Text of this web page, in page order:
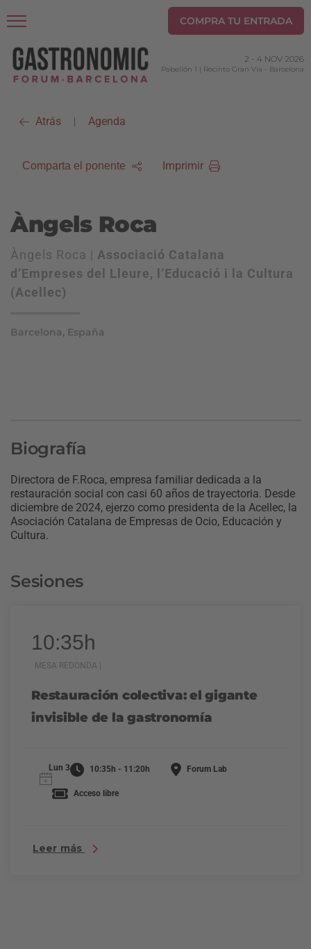
COMPRA TU ENTRADA
2 - 4 NOV 2026
Pabellón 1 | Recinto Gran Via - Barcelona
Atrás | Agenda
Comparta el ponente Imprimir
Àngels Roca
Àngels Roca | Associació Catalana
d’Empreses del Lleure, l’Educació i la Cultura
(Acellec)
Barcelona, España
Biografía
Directora de F.Roca, empresa familiar dedicada a la
restauración social con casi 60 años de trayectoria. Desde
diciembre de 2024, ejerzo como presidenta de la Acellec, la
Asociación Catalana de Empresas de Ocio, Educación y
Cultura.
Sesiones
10:35h
MESA REDONDA |
Restauración colectiva: el gigante
invisible de la gastronomía
Lun 3 10:35h - 11:20h Forum Lab
Acceso libre
Leer más